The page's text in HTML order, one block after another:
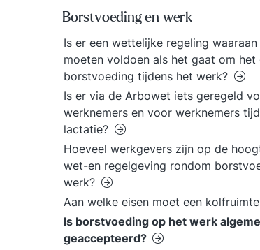
Borstvoeding en werk
Is er een wettelijke regeling
moeten voldoen als het gaat om het
borstvoeding tijdens het werk?
Is er via de Arbowet iets geregeld
werknemers en voor werknemers
lactatie?
Hoeveel werkgevers zijn op de
wet-en regelgeving rondom
werk?
Aan welke eisen moet een
Is borstvoeding op het werk
geaccepteerd?